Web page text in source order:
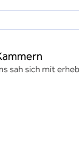
sah sich mit